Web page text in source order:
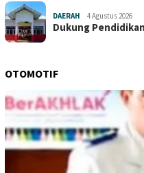
DAERAH 4 Agustus 2026
Dukung
OTOMOTIF